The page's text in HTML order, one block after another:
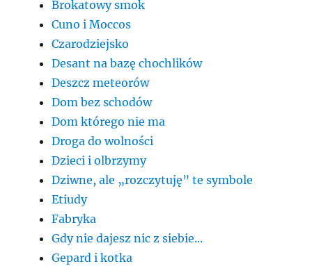
Brokatowy smok
Cuno i Moccos
Czarodziejsko
Desant na bazę chochlików
Deszcz meteorów
Dom bez schodów
Dom którego nie ma
Droga do wolności
Dzieci i olbrzymy
Dziwne, ale „rozczytuję” te symbole
Etiudy
Fabryka
Gdy nie dajesz nic z siebie...
Gepard i kotka